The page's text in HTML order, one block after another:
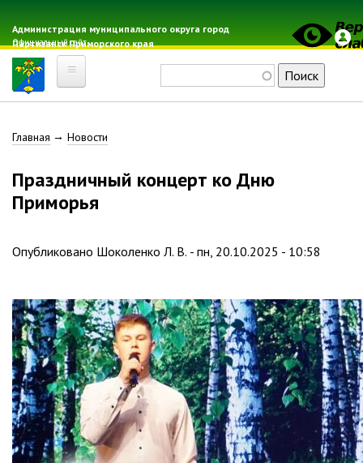
основному
содержанию
Администрация муниципального округа город
Партизанск Приморского края
Официальный сайт
Главная
Электронная почта
Гражданская оборона
Расписание автобусов
Свод-WEB
Партизанск
Геральдика
Решение Думы «О гербе
Партизанского городского
округа»
Историческая справка
Почётные жители
Строка
навигации
Главная Новости
Праздничный концерт ко Дню
Приморья
Опубликовано Шоколенко Л. В. - пн, 20.10.2025 - 10:58